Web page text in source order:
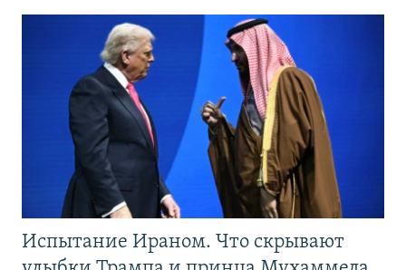
Испытание Ираном. Что скрывают